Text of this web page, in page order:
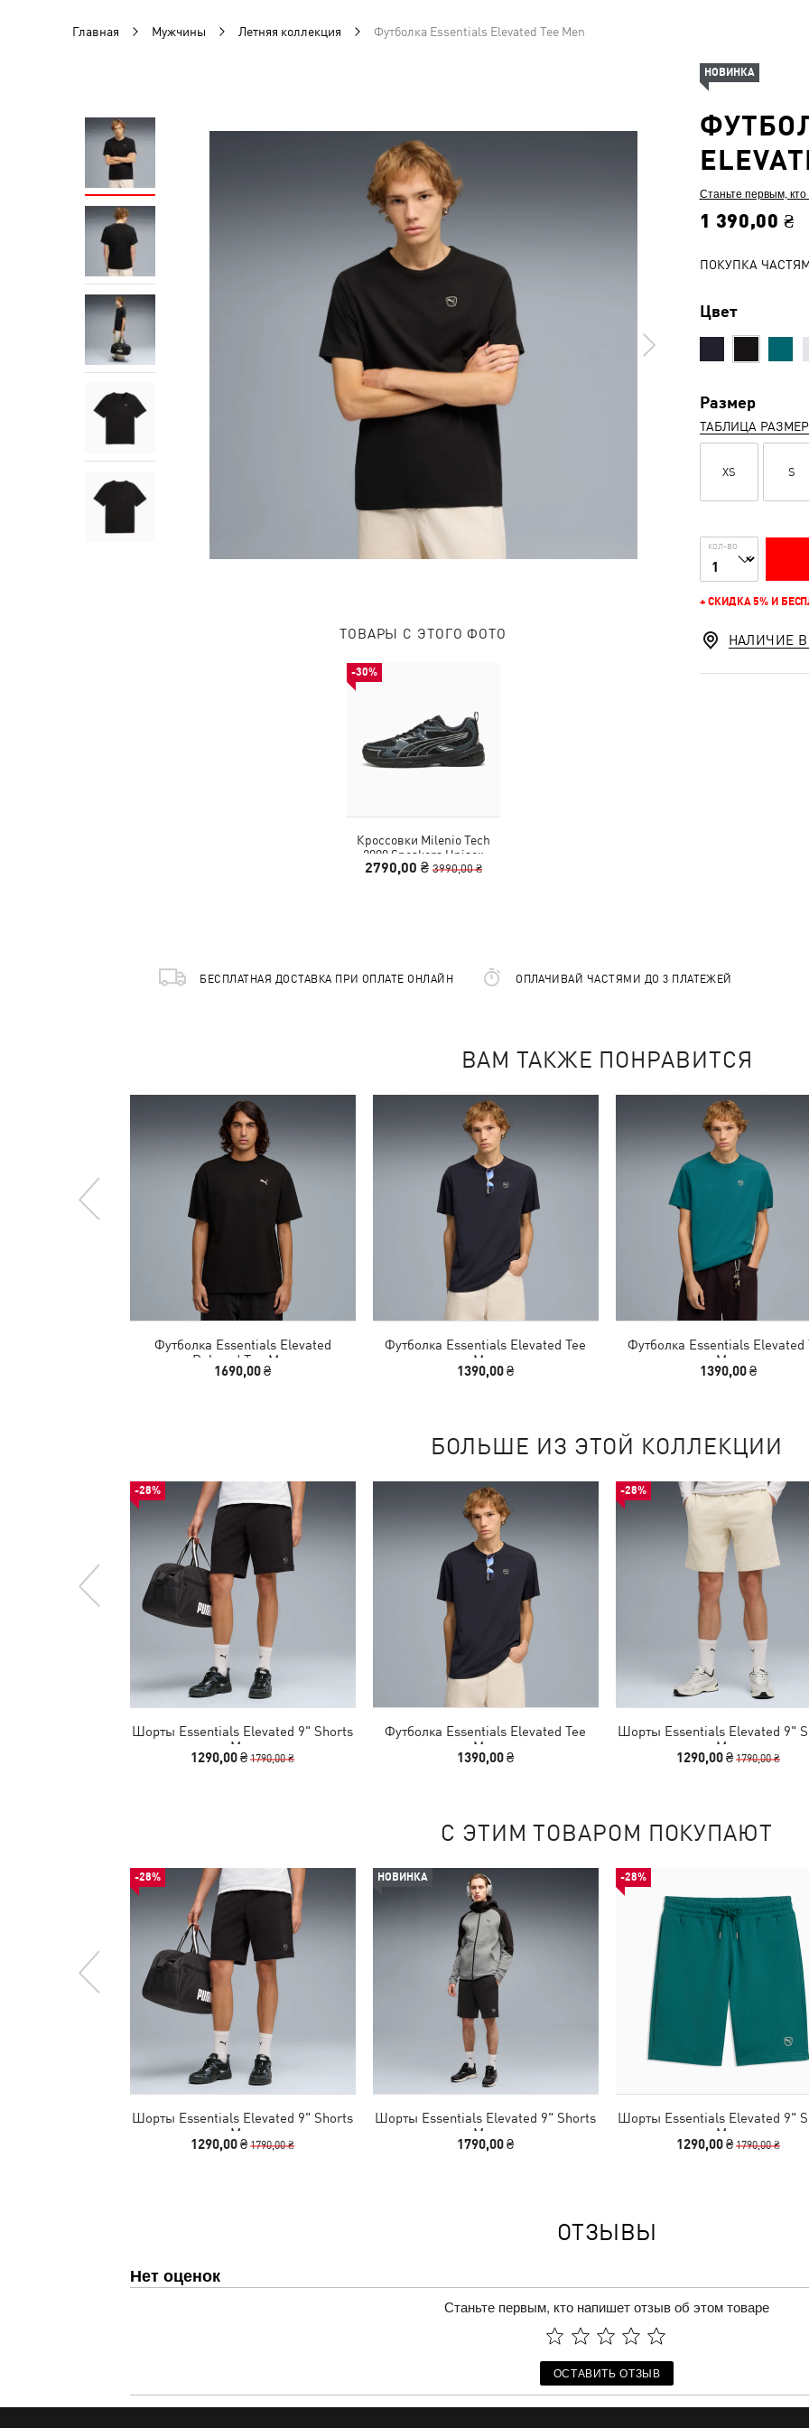
Главная Мужчины Летняя коллекция Футболка Essentials Elevated Tee Men
ТОВАРЫ С ЭТОГО ФОТО
-30%
Кроссовки Milenio Tech
2000 Sneakers Unisex
2790,00 ₴ 3990,00 ₴
Станьте первым,
1 390,00 ₴
ПОКУПКА
Цвет
Размер
ТАБЛИЦА
XS S
КОЛ-ВО
+ СКИДКА 5% И
НОВИНКА
НАЛИЧИЕ
БЕСПЛАТНАЯ ДОСТАВКА ПРИ ОПЛАТЕ ОНЛАЙН ОПЛАЧИВАЙ ЧАСТЯМИ ДО 3 ПЛАТЕЖЕЙ
ВАМ ТАКЖЕ ПОНРАВИТСЯ
Футболка Essentials Elevated
Relaxed Tee Men
1690,00 ₴
Футболка Essentials Elevated Tee
Men
1390,00 ₴
Футболка Essentials Elevated
Men
1390,00 ₴
БОЛЬШЕ ИЗ ЭТОЙ КОЛЛЕКЦИИ
-28%
Шорты Essentials Elevated 9" Shorts
Men
1290,00 ₴1790,00 ₴
Футболка Essentials Elevated Tee
Men
1390,00 ₴
-28%
Шорты Essentials Elevated 9"
Men
1290,00 ₴1790,00 ₴
С ЭТИМ ТОВАРОМ ПОКУПАЮТ
-28%
Шорты Essentials Elevated 9" Shorts
Men
1290,00 ₴1790,00 ₴
НОВИНКА
Шорты Essentials Elevated 9" Shorts
Men
1790,00 ₴
-28%
Шорты Essentials Elevated 9"
Men
1290,00 ₴1790,00 ₴
ОТЗЫВЫ
Нет оценок
Станьте первым, кто напишет отзыв об этом товаре
ОСТАВИТЬ ОТЗЫВ